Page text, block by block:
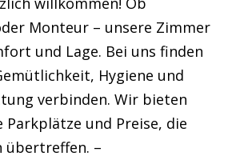
Monteur – unsere Zimmer
und Lage. Bei uns finden
Hygiene und
verbinden. Wir bieten
und Preise, die
übertreffen. –